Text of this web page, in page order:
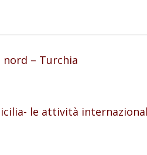
nord – Turchia
le attività